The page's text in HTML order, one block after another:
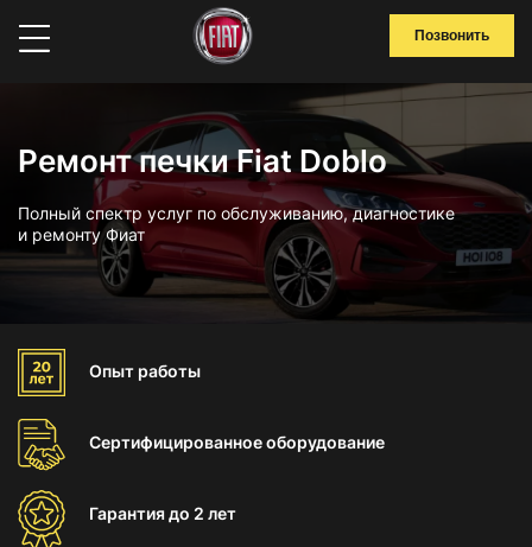
Позвонить
Ремонт печки Fiat Doblo
Полный спектр услуг по обслуживанию, диагностике
и ремонту Фиат
Опыт работы
Сертифицированноеоборудование
Гарантиядо 2 лет